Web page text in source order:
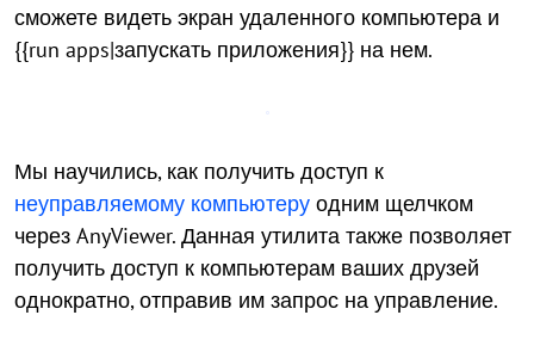
сможете видеть экран удаленного компьютера и
{{run apps|запускать приложения}} на нем.
Мы научились, как получить доступ к
неуправляемому компьютеру одним щелчком
через AnyViewer. Данная утилита также позволяет
получить доступ к компьютерам ваших друзей
однократно, отправив им запрос на управление.